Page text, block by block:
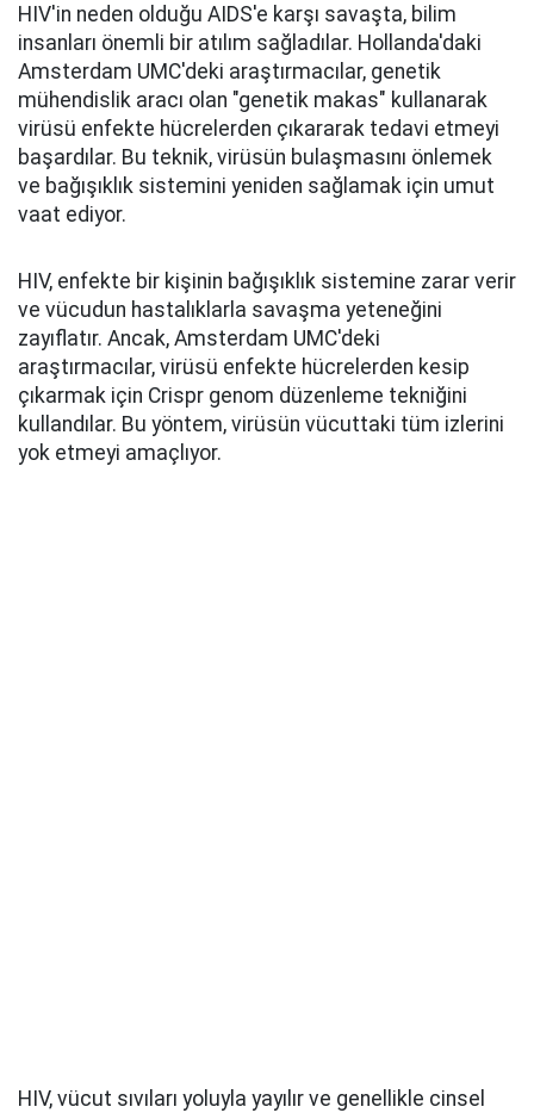
HIV'in neden olduğu AIDS'e karşı savaşta, bilim
insanları önemli bir atılım sağladılar. Hollanda'daki
Amsterdam UMC'deki araştırmacılar, genetik
mühendislik aracı olan "genetik makas" kullanarak
virüsü enfekte hücrelerden çıkararak tedavi etmeyi
başardılar. Bu teknik, virüsün bulaşmasını önlemek
ve bağışıklık sistemini yeniden sağlamak için umut
vaat ediyor.
HIV, enfekte bir kişinin bağışıklık sistemine zarar verir
ve vücudun hastalıklarla savaşma yeteneğini
zayıflatır. Ancak, Amsterdam UMC'deki
araştırmacılar, virüsü enfekte hücrelerden kesip
çıkarmak için Crispr genom düzenleme tekniğini
kullandılar. Bu yöntem, virüsün vücuttaki tüm izlerini
yok etmeyi amaçlıyor.
HIV, vücut sıvıları yoluyla yayılır ve genellikle cinsel